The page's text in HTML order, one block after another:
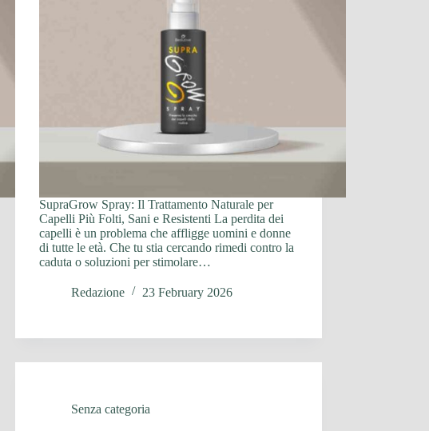
SupraGrow Spray: Il Trattamento Naturale per
Capelli Più Folti, Sani e Resistenti La perdita dei
capelli è un problema che affligge uomini e donne
di tutte le età. Che tu stia cercando rimedi contro la
caduta o soluzioni per stimolare…
Redazione 23 February 2026
Senza categoria